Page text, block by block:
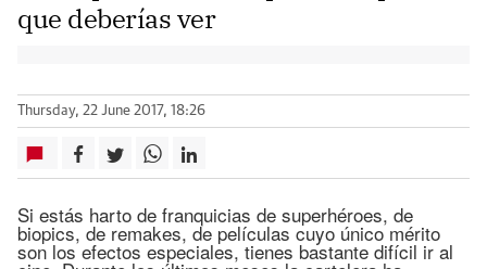
que deberías ver
Thursday, 22 June 2017, 18:26
Si estás harto de franquicias de superhéroes, de
biopics, de remakes, de películas cuyo único mérito
son los efectos especiales, tienes bastante difícil ir al